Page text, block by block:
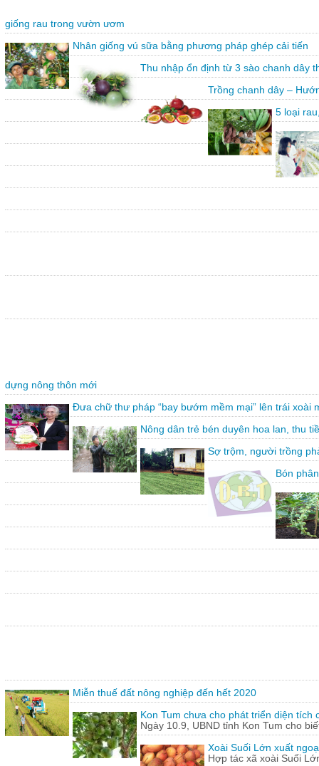
giống rau trong vườn ươm
Nhân giống vú sữa bằng phương pháp ghép cải tiến
Thu nhập ổn định từ 3 sào chanh dây
Trồng chanh dây –
5 loại
dựng nông thôn mới
Đưa chữ thư pháp “bay bướm mềm mại” lên trái xoài
Nông dân trẻ bén duyên hoa lan, thu
Sợ trộm, người trồng
Bón
Miễn thuế đất nông nghiệp đến hết 2020
Kon Tum chưa cho phát triển diện tích
Ngày 10.9, UBND tỉnh Kon Tum cho
Xoài Suối Lớn xuất
Hợp tác xã xoài Suối